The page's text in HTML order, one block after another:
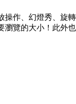
作、幻燈秀、旋
覽的大小！此外